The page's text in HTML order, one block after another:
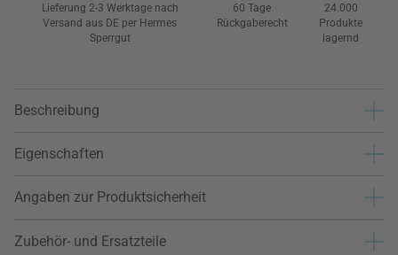
Lieferung 2-3 Werktage nach
Versand aus DE per Hermes
Sperrgut
60 Tage
Rückgaberecht
24.000
Produkte
lagernd
Beschreibung
Eigenschaften
Angaben zur Produktsicherheit
Zubehör- und Ersatzteile